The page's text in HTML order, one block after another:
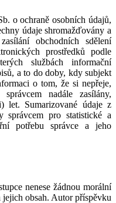
o ochraně osobních údajů,
údaje shromažďovány a
obchodních sdělení
prostředků podle
službách informační
a to do doby, kdy subjekt
o tom, že si nepřeje,
nadále zasílány,
let. Sumarizované údaje z
správcem pro statistické a
potřebu správce a jeho
nenese žádnou morální
obsah. Autor příspěvku